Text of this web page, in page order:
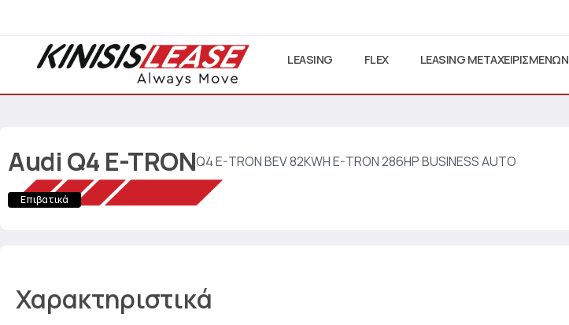
LEASING FLEX LEASING ΜΕΤΑΧΕΙΡΙΣΜΕΝΩΝ
Audi Q4 E-TRONQ4 E-TRON BEV 82KWH E-TRON 286HP BUSINESS AUTO
Επιβατικά
Χαρακτηριστικά